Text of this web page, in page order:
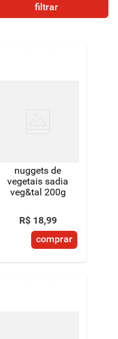
filtrar
nuggets de
vegetais sadia
veg&tal 200g
R$ 18,99
comprar